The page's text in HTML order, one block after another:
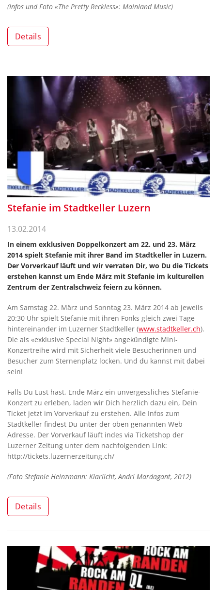
(Infos und Foto «The Pretty Reckless»: Mainland Music)
Details
Stefanie im Stadtkeller Luzern
13.02.2014
In einem exklusiven Doppelkonzert am 22. und 23. März
2014 spielt Stefanie mit ihrer Band im Stadtkeller in Luzern.
Der Vorverkauf läuft und wir verraten Dir, wo Du die Tickets
erstehen kannst um Ende März mit Stefanie im kulturellen
Zentrum der Zentralschweiz feiern zu können.
Am Samstag 22. März und Sonntag 23. März 2014 ab jeweils
20:30 Uhr spielt Stefanie mit ihren Fonks gleich zwei Tage
hintereinander im Luzerner Stadtkeller (www.stadtkeller.ch).
Die als «exklusive Special Night» angekündigte Mini-
Konzertreihe wird mit Sicherheit viele Besucherinnen und
Besucher zum Sternenplatz locken. Und du kannst mit dabei
sein!
Falls Du Lust hast, Ende März ein unvergessliches Stefanie-
Konzert zu erleben, laden wir Dich herzlich dazu ein, Dein
Ticket jetzt im Vorverkauf zu erstehen. Alle Infos zum
Stadtkeller findest Du unter der oben genannten Web-
Adresse. Der Vorverkauf läuft indes via Ticketshop der
Luzerner Zeitung unter dem nachfolgenden Link:
http://tickets.luzernerzeitung.ch/
(Foto Stefanie Heinzmann: Klarlicht, Andri Mardagant, 2012)
Details